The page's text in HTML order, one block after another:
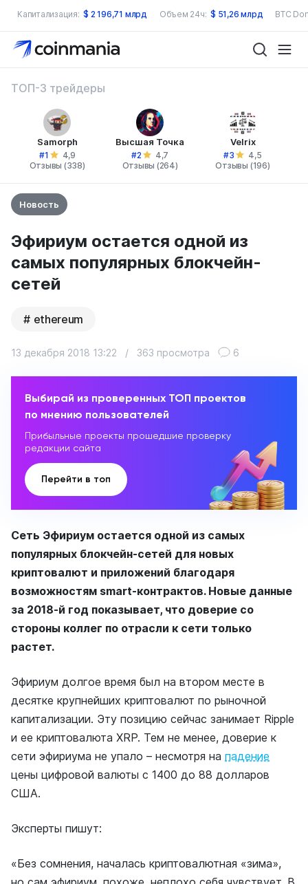
Капитализация: $ 2 196,71 млрд Объем 24ч: $ 51,26 млрд BTC
ТОП-3 трейдеры
Samorph
#1
4,9
Отзывы (338)
Высшая Точка
#2
4,7
Отзывы (264)
Velrix
#3
4,5
Отзывы (196)
Новость
Эфириум остается одной из
самых популярных блокчейн-
сетей
ethereum
13 декабря 2018 13:22 / 363 просмотра 6
Выбирай из проверенных ТОП проектов
по мнению пользователей
Прибыльные проекты прошедшие проверку
редакции сайта
Перейти в топ
Сеть Эфириум остается одной из самых
популярных блокчейн-сетей для новых
криптовалют и приложений благодаря
возможностям smart-контрактов. Новые данные
за 2018-й год показывает, что доверие со
стороны коллег по отрасли к сети только
растет.
Эфириум долгое время был на втором месте в
десятке крупнейших криптовалют по рыночной
капитализации. Эту позицию сейчас занимает Ripple
и ее криптовалюта XRP. Тем не менее, доверие к
сети эфириума не упало – несмотря на падение
цены цифровой валюты с 1400 до 88 долларов
США.
Эксперты пишут:
«Без сомнения, началась криптовалютная «зима»,